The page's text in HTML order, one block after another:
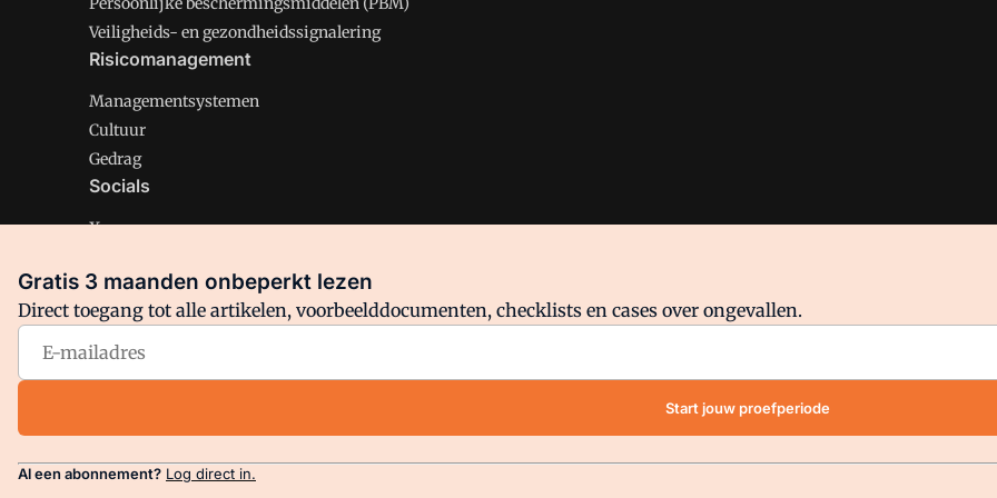
Veiligheids- en gezondheidssignalering
Risicomanagement
Managementsystemen
Cultuur
Gedrag
Socials
X
Facebook
Arbo is onderdeel van VMN media. Lees inons manifestwaar VMN media voor staat. Op gebruik van deze site zijn de
Gratis 3 maanden onbeperkt lezen
Direct toegang tot alle artikelen, voorbeelddocumenten, checklists en cases over ongevallen.
Start jouw proefperiode
Al een abonnement? Log direct in.